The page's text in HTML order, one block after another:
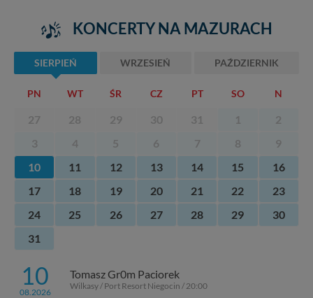
KONCERTY NA MAZURACH
SIERPIEŃ WRZESIEŃ PAŹDZIERNIK
PN WT ŚR CZ PT SO N
27 28 29 30 31 1
2
3
4 5 6 7 8
9
10
11 12 13 14 15
16
17
18 19 20 21 22
23
24
25 26 27 28 29
30
31
10
08.2026
Tomasz Gr0m Paciorek
Wilkasy / Port Resort Niegocin / 20:00